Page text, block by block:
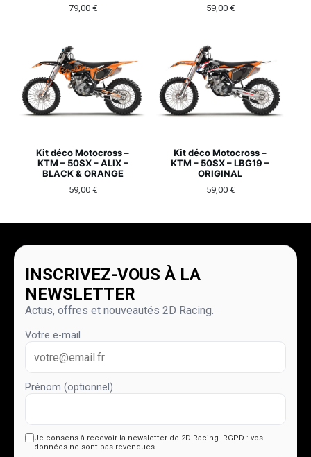
79,00 € 59,00 €
Kit déco Motocross –
KTM – 50SX – ALIX –
BLACK & ORANGE
59,00 €
Kit déco Motocross –
KTM – 50SX – LBG19 –
ORIGINAL
59,00 €
INSCRIVEZ-VOUS À LA
NEWSLETTER
Actus, offres et nouveautés 2D Racing.
Votre e-mail
Prénom (optionnel)
Je consens à recevoir la newsletter de 2D Racing. RGPD : vos
données ne sont pas revendues.